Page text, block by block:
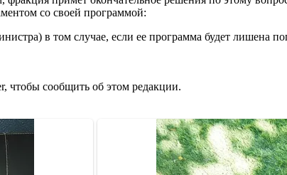
со своей программой:
в том случае, если ее программа будет лишена
чтобы сообщить об этом редакции.